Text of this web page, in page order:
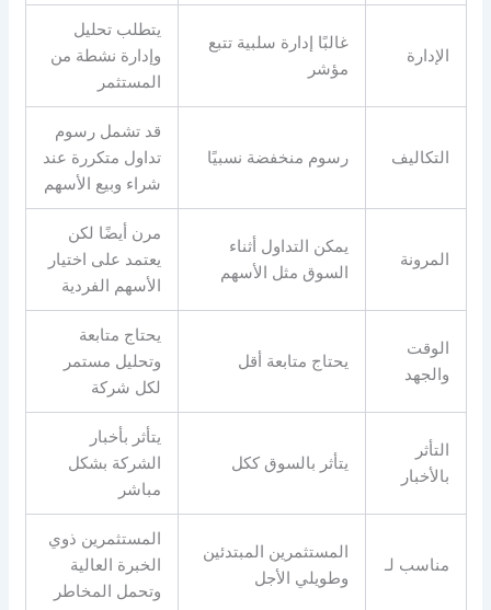
الإدارة
غالبًا إدارة سلبية تتبع
مؤشر
يتطلب تحليل
وإدارة نشطة من
المستثمر
التكاليف رسوم منخفضة نسبيًا
قد تشمل رسوم
تداول متكررة عند
شراء وبيع الأسهم
المرونة
يمكن التداول أثناء
السوق مثل الأسهم
مرن أيضًا لكن
يعتمد على اختيار
الأسهم الفردية
الوقت
والجهد
يحتاج متابعة أقل
يحتاج متابعة
وتحليل مستمر
لكل شركة
التأثر
بالأخبار
يتأثر بالسوق ككل
يتأثر بأخبار
الشركة بشكل
مباشر
مناسب لـ
المستثمرين المبتدئين
وطويلي الأجل
المستثمرين ذوي
الخبرة العالية
وتحمل المخاطر